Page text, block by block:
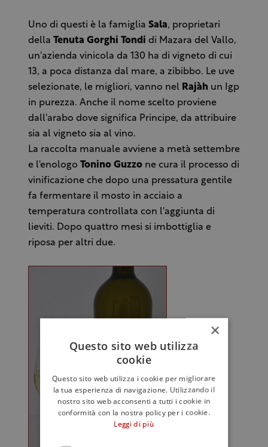
Uno di questi è la famiglia Sala, proprietari
della Tenuta Gorghi Tondi di Mazara del Vallo,
un'azienda vinicola da 130 ha di vigneto di cui
13, a poca distanza dal mare, a zibibbo. Le uve
selezionate, le migliori, vanno nel Rajàhun Igp
in purezza. Anche il nome scelto proviene
dall'arabo dove significa Principe, da attribuire
sia al vigneto sia al vino.
La raccolta manuale avviene a metà settembre
e l'enologo Tonino Guzzone cura il processo di
vinificazione che dopo una pressatura gentile
fa fermentare il mosto in acciaio a
temperatura controllata con l'aggiunta di
lieviti. Dopo quattro mesi si imbottiglia e
riposa per altri due.
×
Questo sito web utilizza
cookie
Questo sito web utilizza i cookie per migliorare
la tua esperienza di navigazione. Utilizzando il
nostro sito web acconsenti a tutti i cookie in
conformità con la nostra policy per i cookie.
Leggi di più